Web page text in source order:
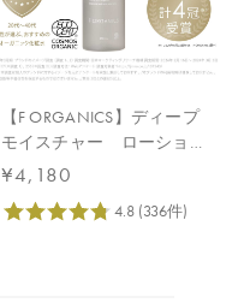
【F ORGANICS】ディープ
モイスチャー ローション
150mL
¥4,180